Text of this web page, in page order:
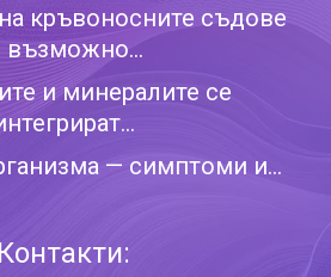
кръвоносните съдове
възможно...
и минералите се
— симптоми и...
Контакти: